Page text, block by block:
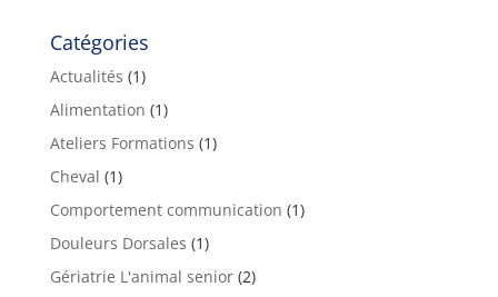
Catégories
Actualités (1)
Alimentation (1)
Ateliers Formations (1)
Cheval (1)
Comportement communication (1)
Douleurs Dorsales (1)
Gériatrie L'animal senior(2)